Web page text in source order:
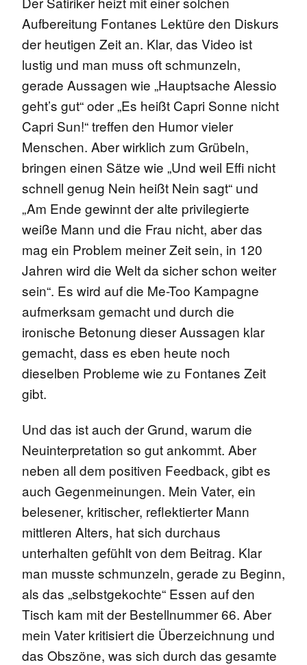
Aufbereitung Fontanes Lektüre den Diskurs
der heutigen Zeit an. Klar, das Video ist
lustig und man muss oft schmunzeln,
gerade Aussagen wie „Hauptsache Alessio
geht’s gut“ oder „Es heißt Capri Sonne nicht
Capri Sun!“ treffen den Humor vieler
Menschen. Aber wirklich zum Grübeln,
bringen einen Sätze wie „Und weil Effi nicht
schnell genug Nein heißt Nein sagt“ und
„Am Ende gewinnt der alte privilegierte
weiße Mann und die Frau nicht, aber das
mag ein Problem meiner Zeit sein, in 120
Jahren wird die Welt da sicher schon weiter
sein“. Es wird auf die Me-Too Kampagne
aufmerksam gemacht und durch die
ironische Betonung dieser Aussagen klar
gemacht, dass es eben heute noch
dieselben Probleme wie zu Fontanes Zeit
gibt.
Und das ist auch der Grund, warum die
Neuinterpretation so gut ankommt. Aber
neben all dem positiven Feedback, gibt es
auch Gegenmeinungen. Mein Vater, ein
belesener, kritischer, reflektierter Mann
mittleren Alters, hat sich durchaus
unterhalten gefühlt von dem Beitrag. Klar
man musste schmunzeln, gerade zu Beginn,
als das „selbstgekochte“ Essen auf den
Tisch kam mit der Bestellnummer 66. Aber
mein Vater kritisiert die Überzeichnung und
das Obszöne, was sich durch das gesamte